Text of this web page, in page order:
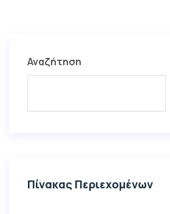
Αναζήτηση
Πίνακας Περιεχομένων